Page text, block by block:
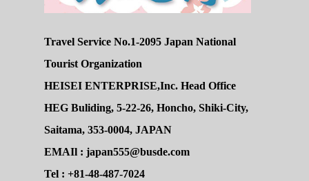
Travel Service No.1-2095 Japan National
Tourist Organization
HEISEI ENTERPRISE,Inc. Head Office
HEG Buliding, 5-22-26, Honcho, Shiki-City,
Saitama, 353-0004, JAPAN
EMAIl : japan555@busde.com
Tel : +81-48-487-7024